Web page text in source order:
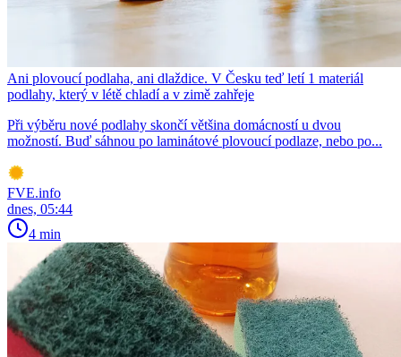
Ani plovoucí podlaha, ani dlaždice. V Česku teď letí 1 materiál
podlahy, který v létě chladí a v zimě zahřeje
Při výběru nové podlahy skončí většina domácností u dvou
možností. Buď sáhnou po laminátové plovoucí podlaze, nebo po...
FVE.info
dnes, 05:44
4 min